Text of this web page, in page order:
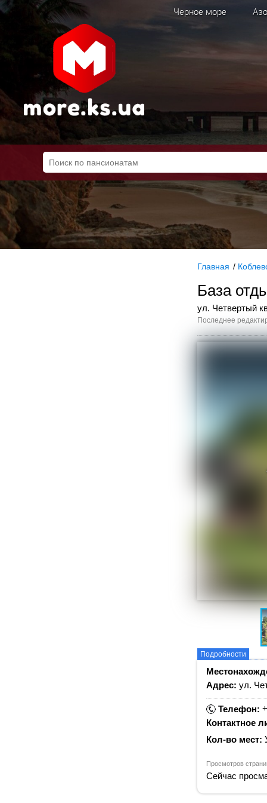
Черное море
Главная /
База
ул. Четвертый
Последнее
Подробности
Адрес: ул.
Телефон:
Контактное
Кол-во мест:
Просмотров
Сейчас